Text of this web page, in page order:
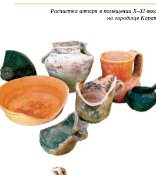
Расчистка алтаря в помещении X–XI
на городище